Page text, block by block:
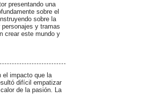
presentando una
sobre el
sobre la
y tramas
crear este mundo y
el impacto que la
difícil empatizar
de la pasión. La